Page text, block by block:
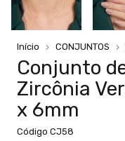
Início CONJUNTOS
Conjunto
Zircônia
x 6mm
Código CJ58